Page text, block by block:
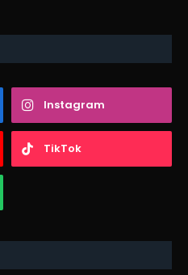
Instagram
TikTok